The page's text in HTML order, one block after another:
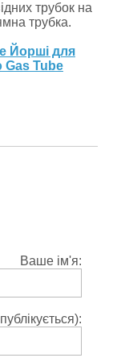
трубок на
трубка.
Йорші для
Gas Tube
Ваше ім'я: